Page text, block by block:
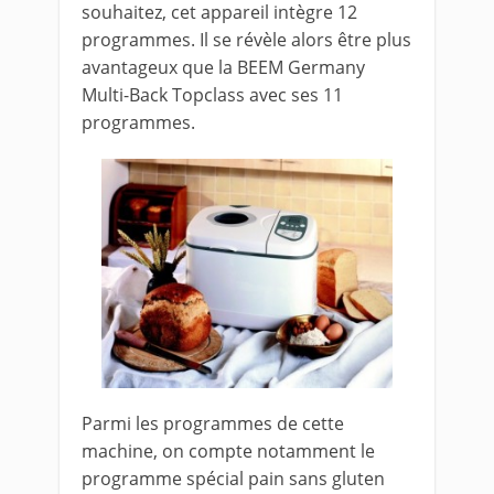
souhaitez, cet appareil intègre 12
programmes. Il se révèle alors être plus
avantageux que la BEEM Germany
Multi-Back Topclass avec ses 11
programmes.
Parmi les programmes de cette
machine, on compte notamment le
programme spécial pain sans gluten